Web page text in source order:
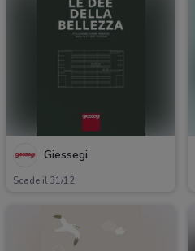
Giessegi
Scade il 31/12